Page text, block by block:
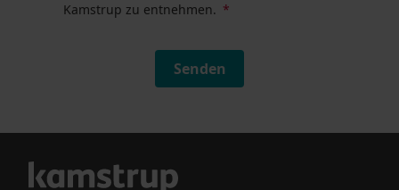
Kamstrup zu entnehmen.
Senden